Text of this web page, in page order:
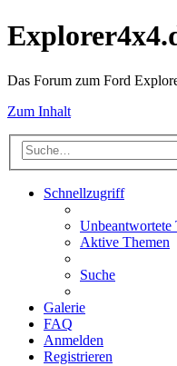
Das Forum zum Ford
Zum Inhalt
Schnellzugriff
Unbeantwortete
Aktive Themen
Suche
Galerie
FAQ
Anmelden
Registrieren